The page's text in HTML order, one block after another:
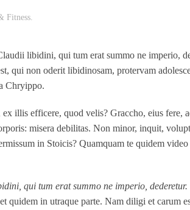
Fitness
libidini, qui tum erat summo ne imperio,
qui non oderit libidinosam, protervam
Chryippo.
illis efficere, quod velis? Graccho, eius fere,
misera debilitas. Non minor, inquit,
in Stoicis? Quamquam te quidem
qui tum erat summo ne imperio, dederetur.
quidem in utraque parte. Nam diligi et carum